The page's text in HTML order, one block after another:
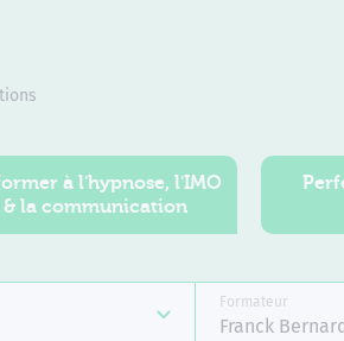
à l'hypnose, l'IMO
& la communication
Formateur
Franck